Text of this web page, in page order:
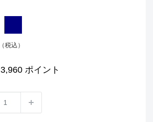
（税込）
3,960 ポイント